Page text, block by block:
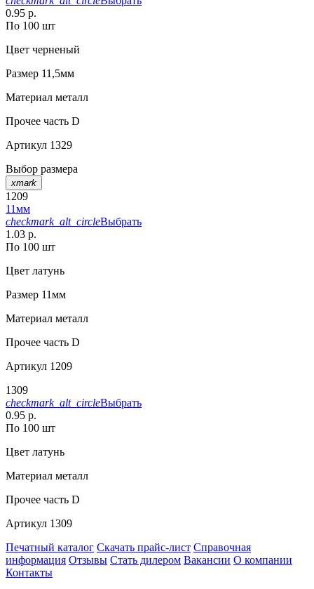
0.95 р.
По 100 шт
Цвет черненый
Размер 11,5мм
Материал металл
Прочее часть D
Артикул 1329
Выбор размера
xmark
1209
11мм
checkmark_alt_circleВыбрать
1.03 р.
По 100 шт
Цвет латунь
Размер 11мм
Материал металл
Прочее часть D
Артикул 1209
1309
checkmark_alt_circleВыбрать
0.95 р.
По 100 шт
Цвет латунь
Материал металл
Прочее часть D
Артикул 1309
Печатный каталог Скачать прайс-лист Справочная
информация Отзывы Стать дилером Вакансии О компании
Контакты